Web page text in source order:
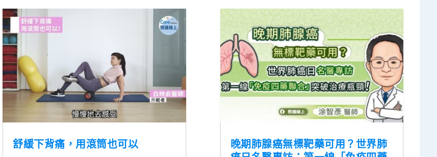
舒緩下背痛，用滾筒也可以
晚期肺腺癌無標靶藥可用？世界肺